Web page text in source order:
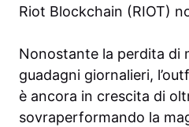
Riot Blockchain (RIOT)
Nonostante la perdita di
guadagni giornalieri,
è ancora in crescita di
sovraperformando la